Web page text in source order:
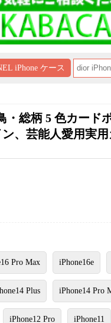
iPhone ケース
・総柄 5 色カー
、芸能人愛用実
Pro Max iPhone16e
Plus iPhone14 Pro
iPhone12 Pro iPhone11